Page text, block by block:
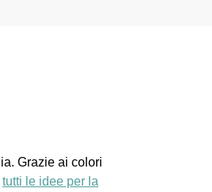
Grazie ai colori
tutti le idee per la